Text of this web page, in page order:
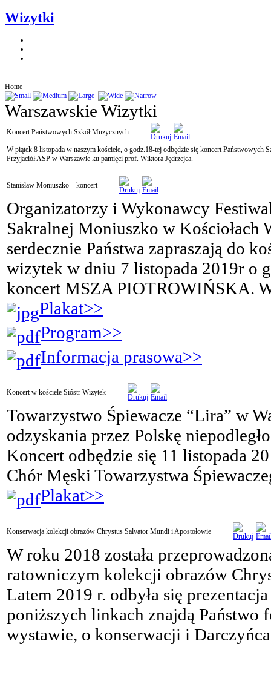
Wizytki
Home
Warszawskie Wizytki
Koncert Państwowych Szkół Muzycznych
W piątek 8 listopada w naszym kościele, o godz.18-tej odbędzie się koncert
Przyjaciół ASP w Warszawie ku pamięci prof. Wiktora Jędrzejca.
Stanisław Moniuszko – koncert
Organizatorzy i Wykonawcy
Sakralnej Moniuszko w Kościołach
serdecznie Państwa zapraszają do
wizytek w dniu 7 listopada 2019r o
koncert MSZA PIOTROWIŃSKA.
Plakat>>
Program>>
Informacja prasowa>>
Koncert w kościele Sióstr Wizytek
Towarzystwo Śpiewacze “Lira” w
odzyskania przez Polskę
Koncert odbędzie się 11 listopada
Chór Męski Towarzystwa
Plakat>>
Konserwacja kolekcji obrazów Chrystus Salvator Mundi i Apostołowie
W roku 2018 została
ratowniczym kolekcji obrazów
Latem 2019 r. odbyła się
poniższych linkach znajdą
wystawie, o konserwacji i